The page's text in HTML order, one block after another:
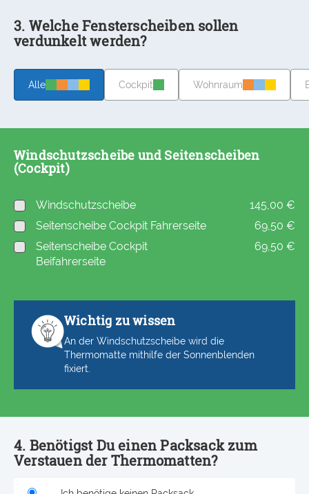
3. Welche Fensterscheiben sollen
verdunkelt werden?
Alle Cockpit Wohnraum
Windschutzscheibe und Seitenscheiben
(Cockpit)
Windschutzscheibe
145,00 €
Seitenscheibe Cockpit Fahrerseite
69,50 €
Seitenscheibe Cockpit
Beifahrerseite
69,50 €
Wichtig zu wissen
An der Windschutzscheibe wird die
Thermomatte mithilfe der Sonnenblenden
fixiert.
4. Benötigst Du einen Packsack zum
Verstauen der Thermomatten?